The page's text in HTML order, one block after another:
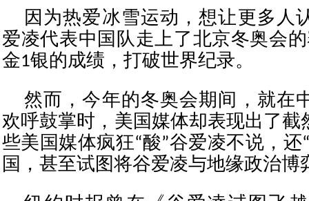
因为热爱冰雪运动，想让更多人
爱凌代表中国队走上了北京冬奥会
金1银的成绩，打破世界纪录。
然而，今年的冬奥会期间，就在
欢呼鼓掌时，美国媒体却表现出了截
些美国媒体疯狂“酸”谷爱凌不说，还
国，甚至试图将谷爱凌与地缘政治博